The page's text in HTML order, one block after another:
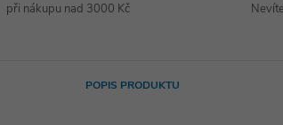
při nákupu nad 3000 Kč
POPIS PRODUKTU